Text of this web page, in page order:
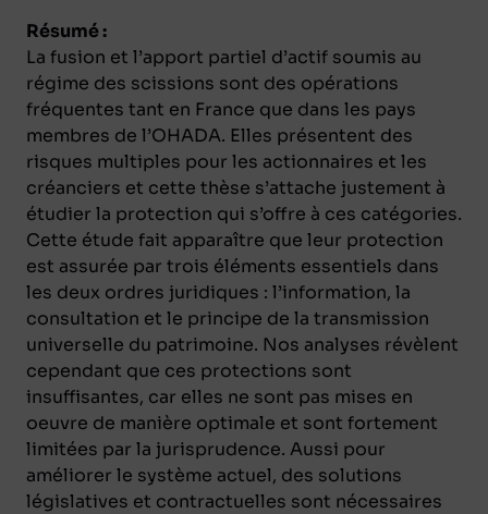
Résumé :
La fusion et l’apport partiel d’actif soumis au
régime des scissions sont des opérations
fréquentes tant en France que dans les pays
membres de l’OHADA. Elles présentent des
risques multiples pour les actionnaires et les
créanciers et cette thèse s’attache justement à
étudier la protection qui s’offre à ces catégories.
Cette étude fait apparaître que leur protection
est assurée par trois éléments essentiels dans
les deux ordres juridiques : l’information, la
consultation et le principe de la transmission
universelle du patrimoine. Nos analyses révèlent
cependant que ces protections sont
insuffisantes, car elles ne sont pas mises en
oeuvre de manière optimale et sont fortement
limitées par la jurisprudence. Aussi pour
améliorer le système actuel, des solutions
législatives et contractuelles sont nécessaires